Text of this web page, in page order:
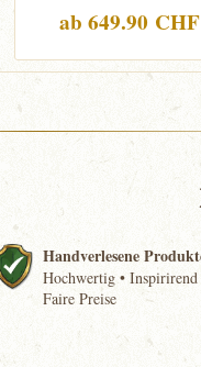
ab 649.90 CHF
Handverlesene
Hochwertig • Inspirirend
Faire Preise